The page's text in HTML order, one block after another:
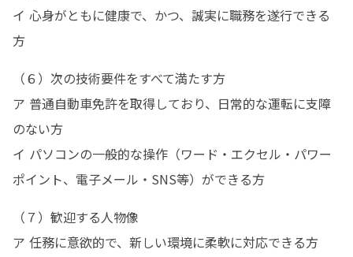
イ 心身がともに健康で、かつ、誠実に職務を遂行できる
方
（６）次の技術要件をすべて満たす方
ア 普通自動車免許を取得しており、日常的な運転に支障
のない方
イ パソコンの一般的な操作（ワード・エクセル・パワー
ポイント、電子メール・SNS等）ができる方
（７）歓迎する人物像
ア 任務に意欲的で、新しい環境に柔軟に対応できる方